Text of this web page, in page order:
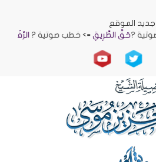
جديد الموقع
الرِّفْقُ بِنَاءُ
حَقُّ الطَّرِيقِ=> خطب صوتية ? ?